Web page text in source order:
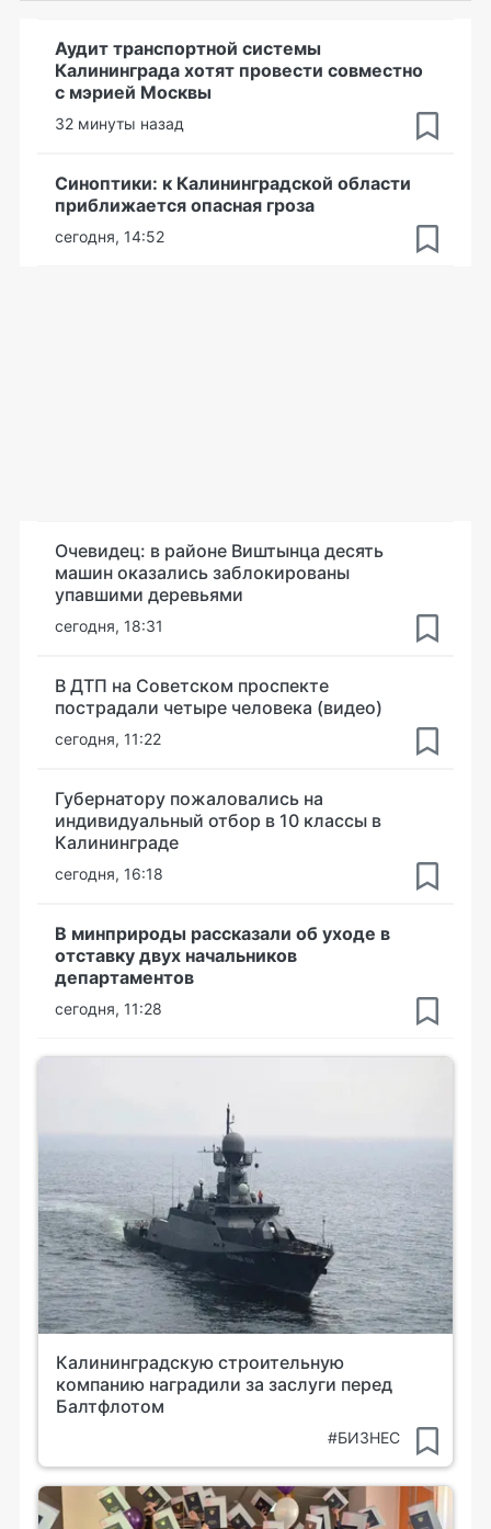
Аудит транспортной системы
Калининграда хотят провести совместно
с мэрией Москвы
32 минуты назад
Синоптики: к Калининградской области
приближается опасная гроза
сегодня, 14:52
Очевидец: в районе Виштынца десять
машин оказались заблокированы
упавшими деревьями
сегодня, 18:31
В ДТП на Советском проспекте
пострадали четыре человека (видео)
сегодня, 11:22
Губернатору пожаловались на
индивидуальный отбор в 10 классы в
Калининграде
сегодня, 16:18
В минприроды рассказали об уходе в
отставку двух начальников
департаментов
сегодня, 11:28
Калининградскую строительную
компанию наградили за заслуги перед
Балтфлотом
#БИЗНЕС